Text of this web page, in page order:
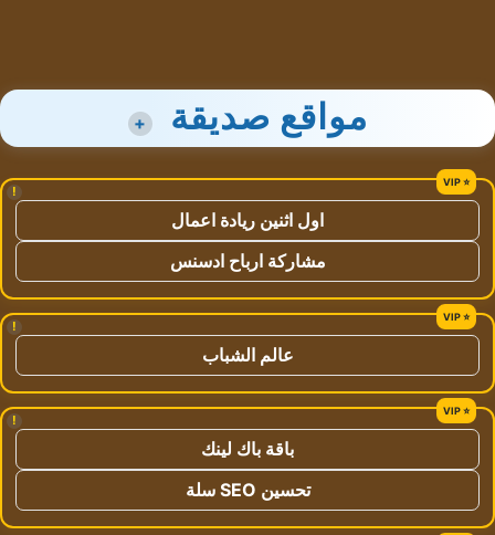
مواقع صديقة +
!
اول اثنين ريادة اعمال
مشاركة ارباح ادسنس
!
عالم الشباب
!
باقة باك لينك
تحسين SEO سلة